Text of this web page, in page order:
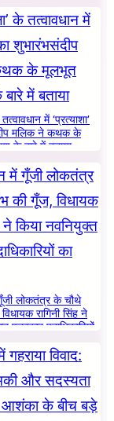
में ‘प्रत्याशा’
मलिक ने कथक के
के बारे में बताया
लोकतंत्र के चौथे
रागिनी सिंह ने
पत्रकार पदाधिकारियों